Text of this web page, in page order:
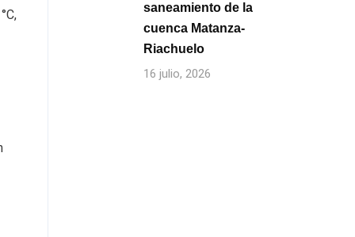
saneamiento de la
cuenca Matanza-
Riachuelo
16 julio, 2026